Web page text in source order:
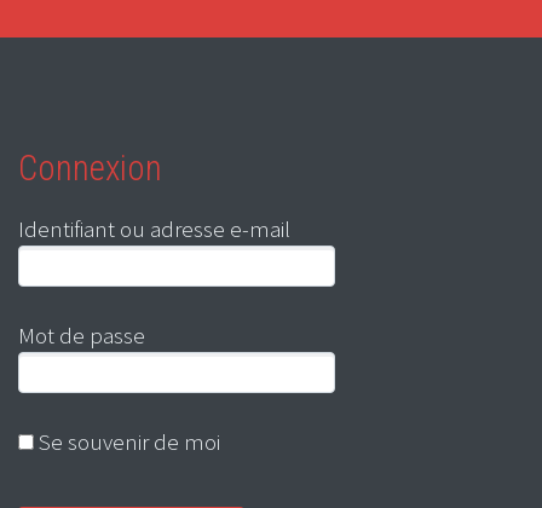
Connexion
Identifiant ou adresse e-mail
Mot de passe
Se souvenir de moi